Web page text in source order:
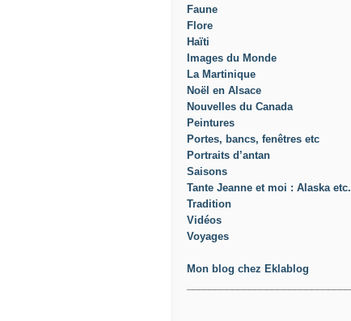
Faune
Flore
Haïti
Images du Monde
La Martinique
Noël en Alsace
Nouvelles du Canada
Peintures
Portes, bancs, fenêtres etc
Portraits d’antan
Saisons
Tante Jeanne et moi : Alaska etc.
Tradition
Vidéos
Voyages
Mon blog chez Eklablog